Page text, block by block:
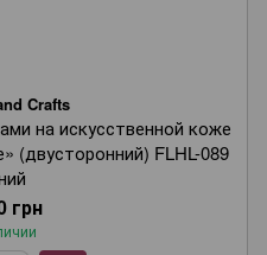
Crafts
на искусственной коже
(двусторонний) FLHL-089
грн